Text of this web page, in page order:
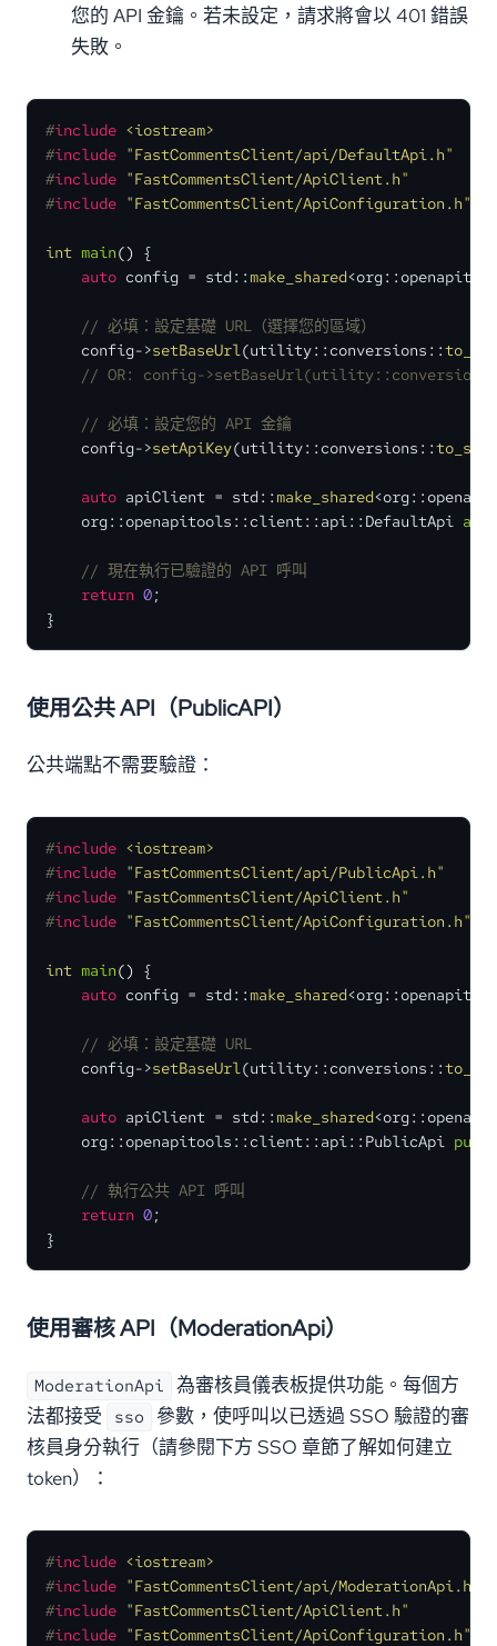
您的 API 金鑰。若未設定，請求將會以 401 錯誤
失敗。
#include <iostream>
#include "FastCommentsClient/api/DefaultApi.h"
#include "FastCommentsClient/ApiClient.h"
#include "FastCommentsClient/ApiConfiguration.h"
int main()
{
auto config = std:: make_shared
// 必填：設定基礎 URL（選擇您的區域）
    config->
setBaseUrl(utility::conversions::
// OR: config-
// 必填：設定您的 API 金鑰
    config->
setApiKey(utility::conversions::
auto apiClient = std:: make_shared
    org::openapitools::client::
api::DefaultApi api
// 現在執行已驗證的 API 呼叫
return 0;
}
使用公共 API（PublicAPI）
公共端點不需要驗證：
#include <iostream>
#include "FastCommentsClient/api/PublicApi.h"
#include "FastCommentsClient/ApiClient.h"
#include "FastCommentsClient/ApiConfiguration.h"
int main()
{
auto config = std:: make_shared
// 必填：設定基礎 URL
    config->
setBaseUrl(utility::conversions::
auto apiClient = std:: make_shared
    org::openapitools::client::
api::PublicApi
// 執行公共 API 呼叫
return 0;
}
使用審核 API（ModerationApi）
ModerationApi 為審核員儀表板提供功能。每個方
法都接受
sso
參數，使呼叫以已透過 SSO 驗證的審
核員身分執行（請參閱下方 SSO 章節了解如何建立
token）：
#include <iostream>
#include "FastCommentsClient/api/ModerationApi.h"
#include "FastCommentsClient/ApiClient.h"
#include "FastCommentsClient/ApiConfiguration.h"